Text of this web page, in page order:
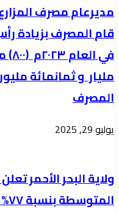
مديرعام مصرف
قام المصرف بزيادة
مليار و ثمانمائة
المصرف
يوليو 29, 2025
ولاية البحر الأحمر
المتوسطة بنسبة ٧٧% .